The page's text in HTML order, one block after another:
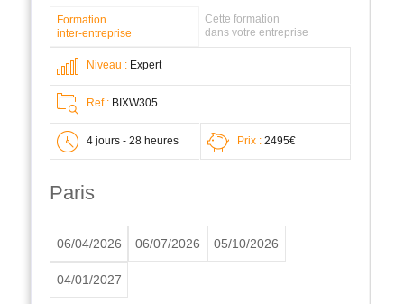
Formation
inter-entreprise
Cette formation
dans votre entreprise
Niveau : Expert
Ref : BIXW305
4 jours - 28 heures Prix : 2495€
Paris
06/04/2026 06/07/2026 05/10/2026
04/01/2027